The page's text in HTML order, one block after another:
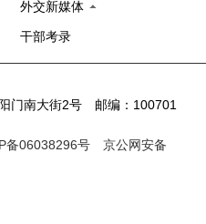
外交新媒体
干部考录
门南大街2号 邮编：100701
备06038296号
京公网安备